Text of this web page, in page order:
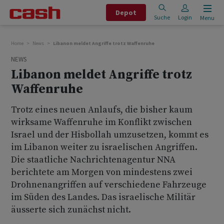
Depot
Suche Login Menu
Home News Libanon meldet Angriffe trotz Waffenruhe
NEWS
Libanon meldet Angriffe trotz
Waffenruhe
Trotz eines neuen Anlaufs, die bisher kaum
wirksame Waffenruhe im Konflikt zwischen
Israel und der Hisbollah umzusetzen, kommt es
im Libanon weiter zu israelischen Angriffen.
Die staatliche Nachrichtenagentur NNA
berichtete am Morgen von mindestens zwei
Drohnenangriffen auf verschiedene Fahrzeuge
im Süden des Landes. Das israelische Militär
äusserte sich zunächst nicht.